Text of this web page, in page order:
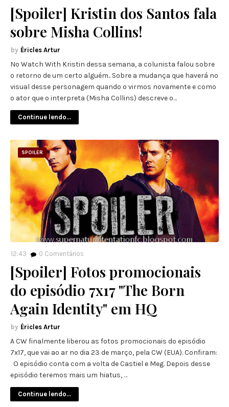
[Spoiler] Kristin dos Santos fala
sobre Misha Collins!
Éricles Artur
No Watch With Kristin dessa semana, a colunista falou sobre
o retorno de um certo alguém.. Sobre a mudança que haverá no
visual desse personagem quando o virmos novamente e como
o ator que o interpreta (Misha Collins) descreve o…
Continue lendo...
SPOILER
12:43 0 Comentários
[Spoiler] Fotos promocionais
do episódio 7x17 "The Born
Again Identity" em HQ
Éricles Artur
A CW finalmente liberou as fotos promocionais do episódio
7x17, que vai ao ar no dia 23 de março, pela CW (EUA). Confiram:
O episódio conta com a volta de Castiel e Meg. Depois desse
episódio teremos mais um hiatus, …
Continue lendo...